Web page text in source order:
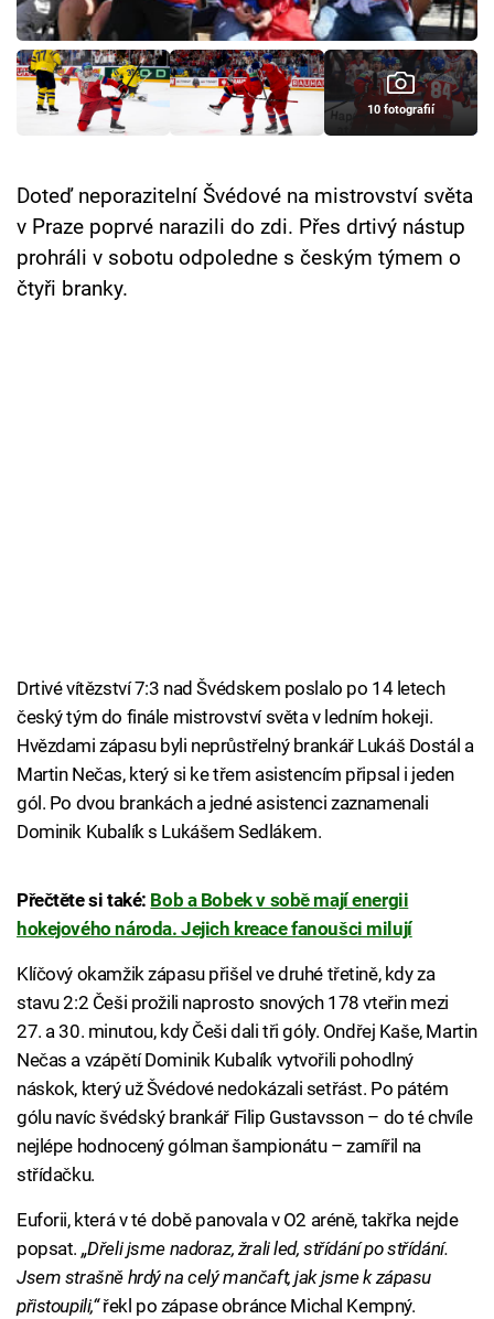
Cool Esport
Pořady
TV Program
Sledujte prima+
Přihlášení
10 fotografií
Doteď neporazitelní Švédové na mistrovství světa
v Praze poprvé narazili do zdi. Přes drtivý nástup
prohráli v sobotu odpoledne s českým týmem o
čtyři branky.
Drtivé vítězství 7:3 nad Švédskem poslalo po 14 letech
český tým do finále mistrovství světa v ledním hokeji.
Hvězdami zápasu byli neprůstřelný brankář Lukáš Dostál a
Martin Nečas, který si ke třem asistencím připsal i jeden
gól. Po dvou brankách a jedné asistenci zaznamenali
Dominik Kubalík s Lukášem Sedlákem.
Přečtěte si také: Bob a Bobek v sobě mají energii
hokejového národa. Jejich kreace fanoušci milují
Klíčový okamžik zápasu přišel ve druhé třetině, kdy za
stavu 2:2 Češi prožili naprosto snových 178 vteřin mezi
27. a 30. minutou, kdy Češi dali tři góly. Ondřej Kaše, Martin
Nečas a vzápětí Dominik Kubalík vytvořili pohodlný
náskok, který už Švédové nedokázali setřást. Po pátém
gólu navíc švédský brankář Filip Gustavsson – do té chvíle
nejlépe hodnocený gólman šampionátu – zamířil na
střídačku.
Euforii, která v té době panovala v O2 aréně, takřka nejde
popsat. „Dřeli jsme nadoraz, žrali led, střídání po střídání.
Jsem strašně hrdý na celý mančaft, jak jsme k zápasu
přistoupili,“řekl po zápase obránce Michal Kempný.